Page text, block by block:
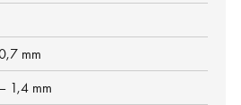
mm
1,4 mm